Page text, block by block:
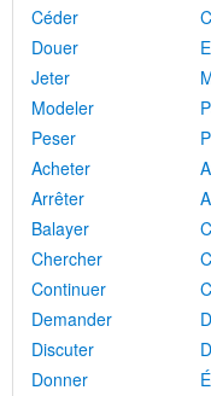
Céder
Douer
Jeter
Modeler
Peser
Acheter
Arrêter
Balayer
Chercher
Continuer
Demander
Discuter
Donner